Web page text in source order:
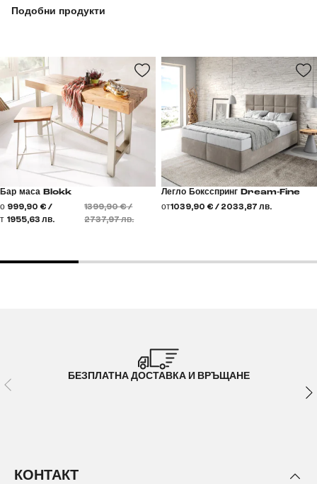
Подобни продукти
Бар маса Blokk
о
т
999,90 € /
1955,63 лв.
1399,90 € /
2737,97 лв.
Легло Боксспринг Dream-Fine
от1039,90 € / 2033,87 лв.
БЕЗПЛАТНА ДОСТАВКА И ВРЪЩАНЕ
КОНТАКТ